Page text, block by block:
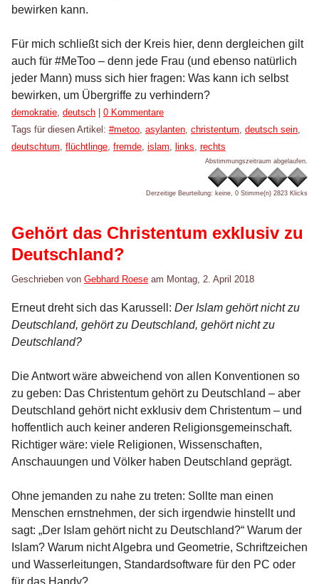
bewirken kann.
Für mich schließt sich der Kreis hier, denn dergleichen gilt
auch für #MeToo – denn jede Frau (und ebenso natürlich
jeder Mann) muss sich hier fragen: Was kann ich selbst
bewirken, um Übergriffe zu verhindern?
Kategorien:
demokratie, deutsch
0 Kommentare
Tags für diesen Artikel: #metoo, asylanten, christentum, deutsch sein,
deutschtum, flüchtlinge, fremde, islam, links, rechts
Abstimmungszeitraum abgelaufen.
Derzeitige Beurteilung: keine, 0 Stimme(n) 2823 Klicks
Gehört das Christentum exklusiv zu
Deutschland?
Geschrieben von Gebhard Roese am Montag, 2. April 2018
Erneut dreht sich das Karussell: Der Islam gehört nicht zu
Deutschland, gehört zu Deutschland, gehört nicht zu
Deutschland?
Die Antwort wäre abweichend von allen Konventionen so
zu geben: Das Christentum gehört zu Deutschland – aber
Deutschland gehört nicht exklusiv dem Christentum – und
hoffentlich auch keiner anderen Religionsgemeinschaft.
Richtiger wäre: viele Religionen, Wissenschaften,
Anschauungen und Völker haben Deutschland geprägt.
Ohne jemanden zu nahe zu treten: Sollte man einen
Menschen ernstnehmen, der sich irgendwie hinstellt und
sagt: „Der Islam gehört nicht zu Deutschland?“ Warum der
Islam? Warum nicht Algebra und Geometrie, Schriftzeichen
und Wasserleitungen, Standardsoftware für den PC oder